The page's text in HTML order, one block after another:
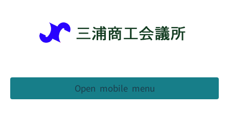
Open mobile menu
受けたい方
方
ォーム助成金
習慣病健診
業務災害
報漏えい
特産品
ツナ之介